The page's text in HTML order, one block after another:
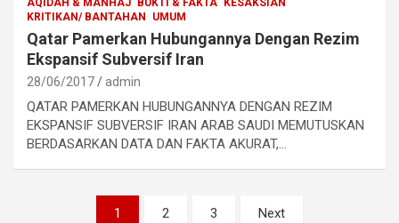
AQIDAH & MANHAJ BUKTI & FAKTA
KESAKSIAN
KRITIKAN/ BANTAHAN
UMUM
Qatar Pamerkan Hubungannya Dengan Rezim
Ekspansif Subversif Iran
28/06/2017 admin
QATAR PAMERKAN HUBUNGANNYA DENGAN REZIM
EKSPANSIF SUBVERSIF IRAN ARAB SAUDI MEMUTUSKAN
BERDASARKAN DATA DAN FAKTA AKURAT,…
1 2 3 Next